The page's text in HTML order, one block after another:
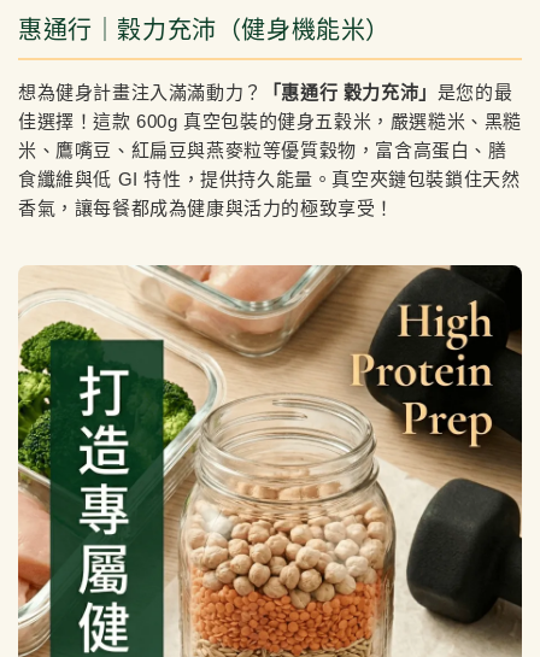
惠通行｜穀力充沛（健身機能米）
想為健身計畫注入滿滿動力？ 「惠通行 穀力充沛」 是您的最
佳選擇！這款 600g 真空包裝的健身五穀米，嚴選糙米、黑糙
米、鷹嘴豆、紅扁豆與燕麥粒等優質穀物，富含高蛋白、膳
食纖維與低 GI 特性，提供持久能量。真空夾鏈包裝鎖住天然
香氣，讓每餐都成為健康與活力的極致享受！